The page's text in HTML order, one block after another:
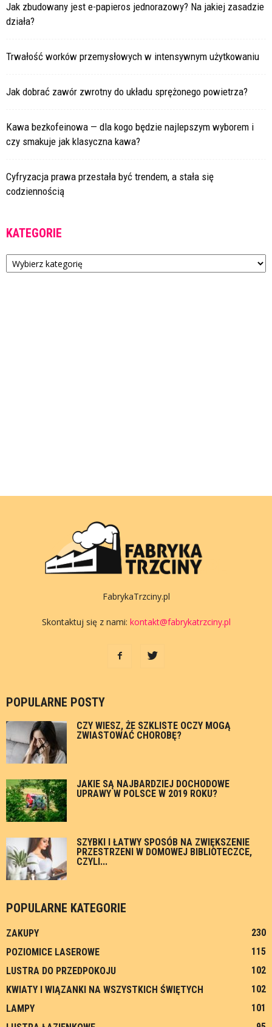
Jak zbudowany jest e-papieros jednorazowy? Na jakiej zasadzie
działa?
Trwałość worków przemysłowych w intensywnym użytkowaniu
Jak dobrać zawór zwrotny do układu sprężonego powietrza?
Kawa bezkofeinowa — dla kogo będzie najlepszym wyborem i
czy smakuje jak klasyczna kawa?
Cyfryzacja prawa przestała być trendem, a stała się
codziennością
KATEGORIE
Kategorie
FabrykaTrzciny.pl
Skontaktuj się z nami: kontakt@fabrykatrzciny.pl
POPULARNE POSTY
CZY WIESZ, ŻE SZKLISTE OCZY MOGĄ
ZWIASTOWAĆ CHOROBĘ?
JAKIE SĄ NAJBARDZIEJ DOCHODOWE
UPRAWY W POLSCE W 2019 ROKU?
SZYBKI I ŁATWY SPOSÓB NA ZWIĘKSZENIE
PRZESTRZENI W DOMOWEJ BIBLIOTECZCE,
CZYLI...
POPULARNE KATEGORIE
ZAKUPY
230
POZIOMICE LASEROWE
115
LUSTRA DO PRZEDPOKOJU
102
KWIATY I WIĄZANKI NA WSZYSTKICH ŚWIĘTYCH
102
LAMPY
101